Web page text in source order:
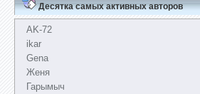
Десятка самых активных авторов
AK-72
ikar
Gena
Женя
Гарымыч